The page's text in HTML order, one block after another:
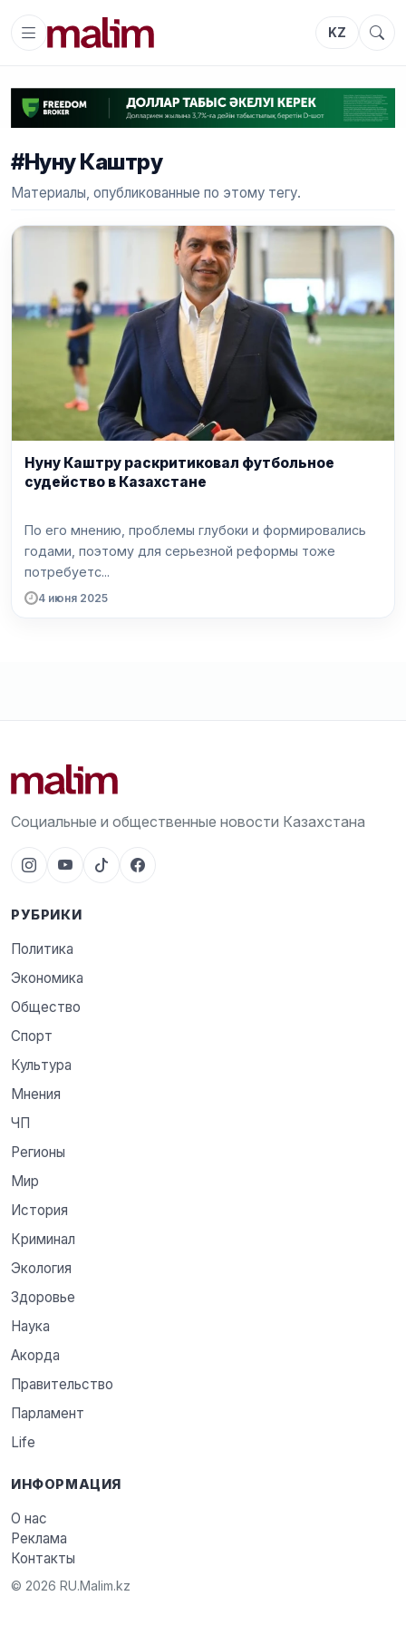
KZ
#Нуну Каштру
Материалы, опубликованные по этому тегу.
Нуну Каштру раскритиковал футбольное
судейство в Казахстане
По его мнению, проблемы глубоки и формировались
годами, поэтому для серьезной реформы тоже
потребуетс...
4 июня 2025
Социальные и общественные новости Казахстана
РУБРИКИ
Политика
Экономика
Общество
Спорт
Культура
Мнения
ЧП
Регионы
Мир
История
Криминал
Экология
Здоровье
Наука
Акорда
Правительство
Парламент
Life
ИНФОРМАЦИЯ
О нас
Реклама
Контакты
© 2026 RU.Malim.kz